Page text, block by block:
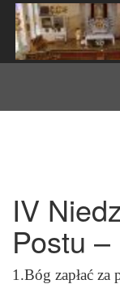
IV
Postu
1.Bóg zapłać za